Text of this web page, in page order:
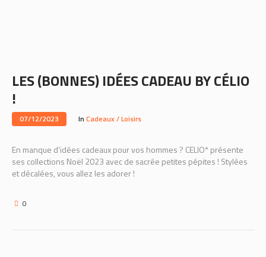
LES (BONNES) IDÉES CADEAU BY CÉLIO
!
07/12/2023 In Cadeaux / Loisirs
En manque d’idées cadeaux pour vos hommes ? CELIO* présente
ses collections Noël 2023 avec de sacrée petites pépites ! Stylées
et décalées, vous allez les adorer !
0